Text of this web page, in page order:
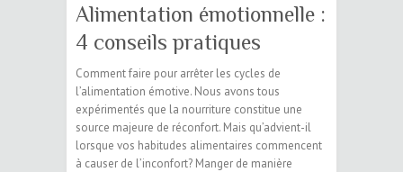
Alimentation émotionnelle :
4 conseils pratiques
Comment faire pour arrêter les cycles de
l’alimentation émotive. Nous avons tous
expérimentés que la nourriture constitue une
source majeure de réconfort. Mais qu’advient-il
lorsque vos habitudes alimentaires commencent
à causer de l’inconfort? Manger de manière